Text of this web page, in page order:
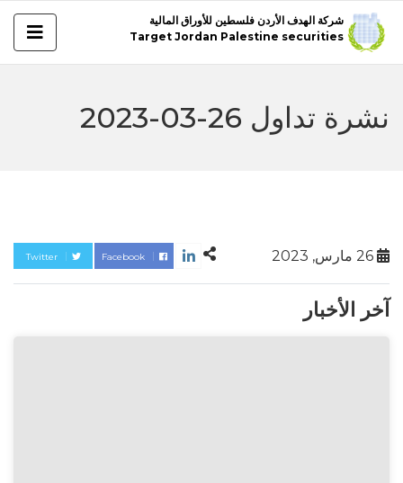
شركة الهدف الأردن فلسطين للأوراق المالية
Target Jordan Palestine securities
نشرة تداول 26-03-2023
Twitter Facebook
آخر الأخبار